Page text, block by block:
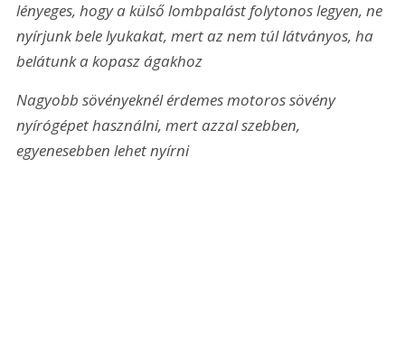
lényeges, hogy a külső lombpalást folytonos legyen, ne
nyírjunk bele lyukakat, mert az nem túl látványos, ha
belátunk a kopasz ágakhoz
Nagyobb sövényeknél érdemes motoros sövény
nyírógépet használni, mert azzal szebben,
egyenesebben lehet nyírni